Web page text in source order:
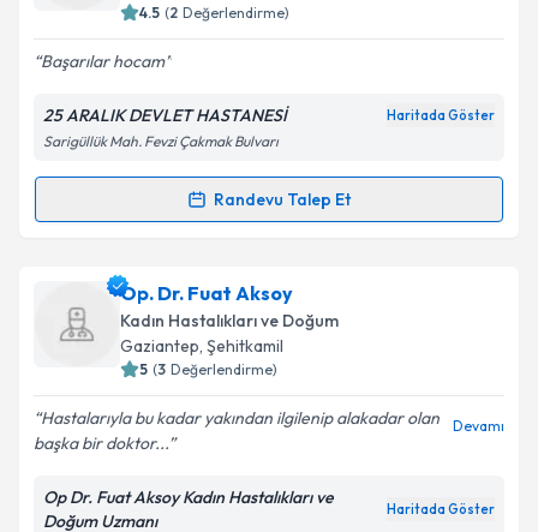
Kişisel verilerimin işlenmesine ilişkin
Metni'ni okudum ve kişisel verilerimin belirtilen
kapsamda işlenmesini kabul ediyorum.
4.5 (2 Değerlendirme)
Başarılar hocam
25 ARALIK DEVLET HASTANESİ Haritada Göster
Sarigüllük Mah. Fevzi Çakmak Bulvarı
Randevu Talep Et
Randevu Takvimi Talebi
Op. Dr. Selim Bülent Cansunar
talebi oluşturun. Size bu uzmandan randevu almanız
için bir takvim hazırlandığında e-posta ile
bilgilendireceğiz.
E-posta Adresiniz
Op. Dr. Fuat Aksoy
Kadın Hastalıkları ve Doğum
Gaziantep, Şehitkamil
5 (3 Değerlendirme)
Hastalarıyla bu kadar yakından ilgilenip alakadar olan
başka bir doktor...
Devamı
Op Dr. Fuat Aksoy Kadın Hastalıkları ve
Doğum Uzmanı
Haritada Göster